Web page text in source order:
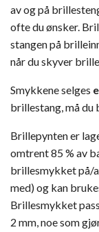
av og på
ofte du ønsker.
stangen på
når du skyver
Smykkene selges
brillestang, må
Brillepynten er
omtrent 85 % av
brillesmykket på/
med) og kan
Brillesmykket
2 mm, noe som